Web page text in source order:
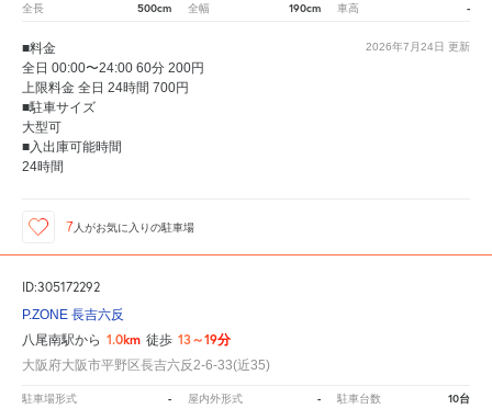
全長 500cm 全幅 190cm 車高 -
2026年7月24日 更新
■料金
全日 00:00〜24:00 60分 200円
上限料金 全日 24時間 700円
■駐車サイズ
大型可
■入出庫可能時間
24時間
7 人がお気に入りの駐車場
ID:305172292
P.ZONE 長吉六反
八尾南駅から 1.0km 徒歩 13～19分
大阪府大阪市平野区長吉六反2-6-33(近35)
駐車場形式 - 屋内外形式 - 駐車台数 10台